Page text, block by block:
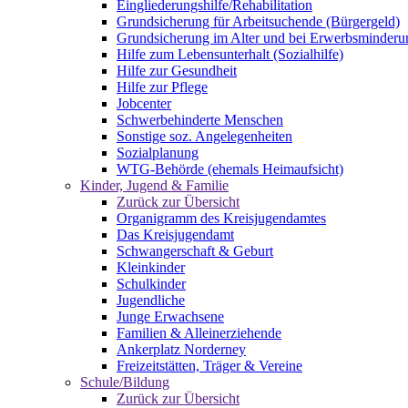
Eingliederungshilfe/Rehabilitation
Grundsicherung für Arbeitsuchende (Bürgergeld)
Grundsicherung im Alter und bei
Hilfe zum Lebensunterhalt (Sozialhilfe)
Hilfe zur Gesundheit
Hilfe zur Pflege
Jobcenter
Schwerbehinderte Menschen
Sonstige soz. Angelegenheiten
Sozialplanung
WTG-Behörde (ehemals Heimaufsicht)
Kinder, Jugend & Familie
Zurück zur Übersicht
Organigramm des Kreisjugendamtes
Das Kreisjugendamt
Schwangerschaft & Geburt
Kleinkinder
Schulkinder
Jugendliche
Junge Erwachsene
Familien & Alleinerziehende
Ankerplatz Norderney
Freizeitstätten, Träger & Vereine
Schule/Bildung
Zurück zur Übersicht